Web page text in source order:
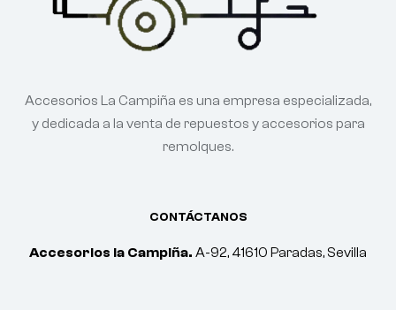
CONTÁCTANOS
Accesorios la Campiña. A-92, 41610 Paradas, Sevilla
Accesorios La Campiña es una empresa especializada,
y dedicada a la venta de repuestos y accesorios para
remolques.